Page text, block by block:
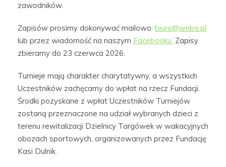
zawodników.
Zapisów prosimy dokonywać mailowo: biuro@wnba.pl
lub przez wiadomość na naszym Facebooku. Zapisy
zbieramy do 23 czerwca 2026.
Turnieje mają charakter charytatywny, a wszystkich
Uczestników zachęcamy do wpłat na rzecz Fundacji.
Środki pozyskane z wpłat Uczestników Turniejów
zostaną przeznaczone na udział wybranych dzieci z
terenu rewitalizacji Dzielnicy Targówek w wakacyjnych
obozach sportowych, organizowanych przez Fundację
Kasi Dulnik.